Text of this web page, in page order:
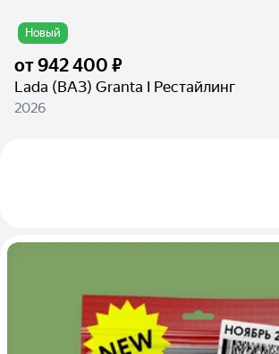
Новый
от942 400 ₽
Lada (ВАЗ) Granta I Рестайлинг
2026